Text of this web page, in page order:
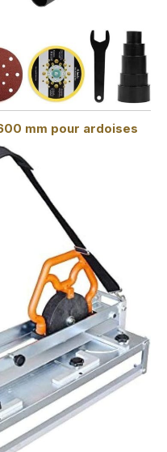
mm pour ardoises